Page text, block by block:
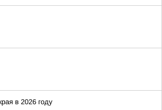
в 2026 году